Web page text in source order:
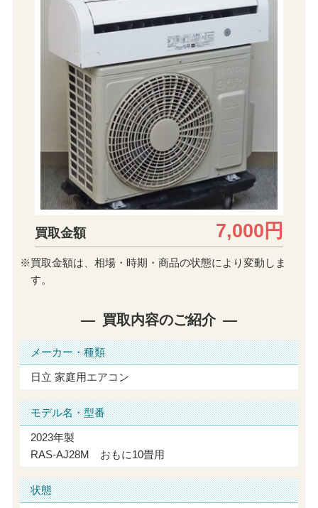
買取金額 7,000円
※買取金額は、相場・時期・商品の状態により変動しま
す。
買取内容のご紹介
メーカー・種類
日立 家庭用エアコン
モデル名・型番
2023年製
RAS-AJ28M おもに10畳用
状態